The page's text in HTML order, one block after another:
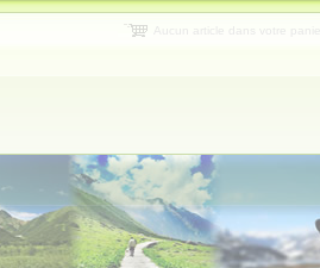
Aucun article dans votre panier